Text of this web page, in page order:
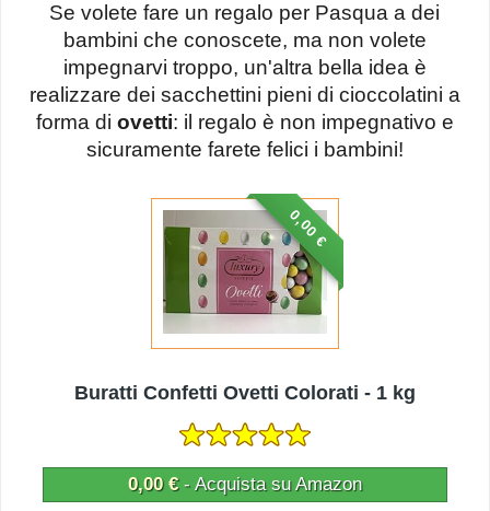
Se volete fare un regalo per Pasqua a dei
bambini che conoscete, ma non volete
impegnarvi troppo, un'altra bella idea è
realizzare dei sacchettini pieni di cioccolatini a
forma di ovetti: il regalo è non impegnativo e
sicuramente farete felici i bambini!
0,00 €
Buratti Confetti Ovetti Colorati - 1 kg
0,00 €- Acquista su Amazon